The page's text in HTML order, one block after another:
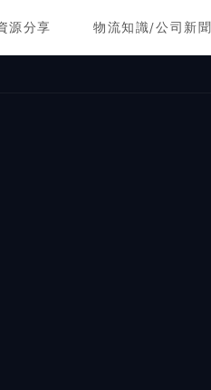
源分享 物流知識/公司新聞